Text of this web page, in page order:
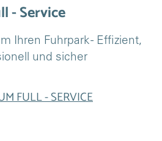
- Service
Ihren Fuhrpark - Effizient,
und sicher
FULL - SERVICE